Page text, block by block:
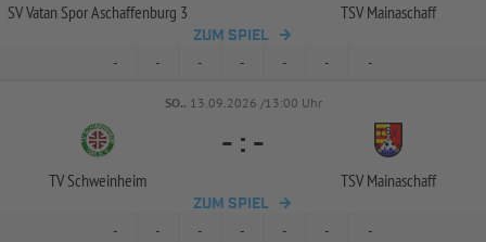
SV Vatan Spor Aschaffenburg 3 TSV Mainaschaff
ZUM SPIEL
- - - - - - -
SO.. 13.09.2026 /13:00 Uhr
TV Schweinheim
- : -
TSV Mainaschaff
ZUM SPIEL
- - - - - - -